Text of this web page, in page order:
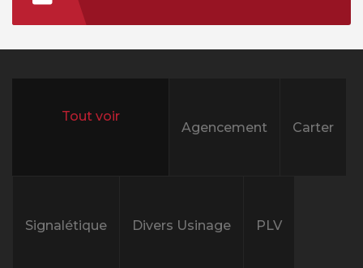
Agencement Carter
Signalétique Divers Usinage PLV